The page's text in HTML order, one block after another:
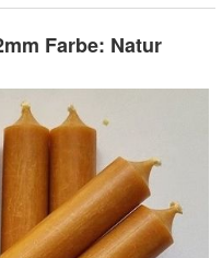
Farbe: Natur